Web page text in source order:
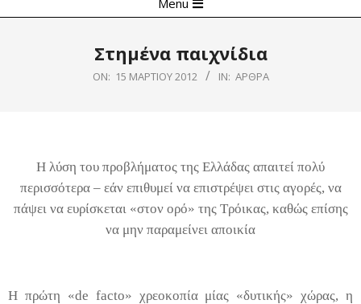
Navigation
Menu
Στημένα παιχνίδια
ON: 15 ΜΑΡΤΊΟΥ 2012 IN: ΆΡΘΡΑ
Η λύση του προβλήματος της Ελλάδας απαιτεί πολύ
περισσότερα – εάν επιθυμεί να επιστρέψει στις αγορές, να
πάψει να ευρίσκεται «στον ορό» της Τρόικας, καθώς επίσης
να μην παραμείνει αποικία
Η πρώτη «de facto» χρεοκοπία μίας «δυτικής» χώρας, η